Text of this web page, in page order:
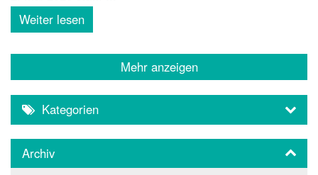
Weiter lesen
Mehr anzeigen
Kategorien
Archiv